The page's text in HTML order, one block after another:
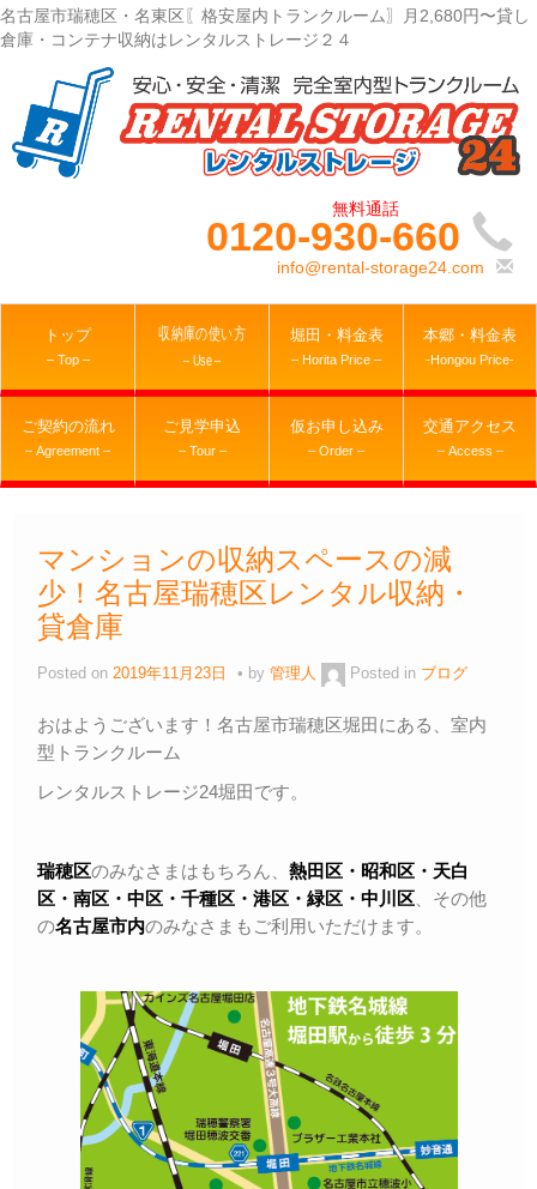
名古屋市瑞穂区・名東区〖格安屋内トランクルーム〗月2,680円〜貸し
倉庫・コンテナ収納はレンタルストレージ２４
0120-930-660
info@rental-storage24.com
トップ
– Top –
収納庫の使い方
– Use –
堀田・料金表
– Horita Price –
本郷・料金表
-Hongou Price-
ご契約の流れ
– Agreement –
ご見学申込
– Tour –
仮お申し込み
– Order –
交通アクセス
– Access –
マンションの収納スペースの減
少！名古屋瑞穂区レンタル収納・
貸倉庫
Posted on 2019年11月23日 by 管理人 Posted in ブログ
おはようございます！名古屋市瑞穂区堀田にある、室内
型トランクルーム
レンタルストレージ24堀田です。
瑞穂区のみなさまはもちろん、 熱田区・昭和区・天白
区・ 南区・中区・千種区・港区・緑区・中川区 、その他
の名古屋市内のみなさまもご利用いただけます。